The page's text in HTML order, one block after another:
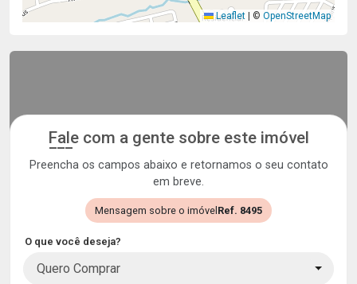
Leaflet © OpenStreetMap
Fale com a gente sobre este imóvel
Preencha os campos abaixo e retornamos o seu contato
em breve.
Mensagem sobre o imóvel Ref. 8495
O que você deseja?
Quero Comprar